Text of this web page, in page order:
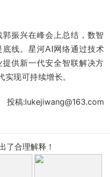
振兴在峰会上总结，数智
线。星河AI网络通过技术
供新一代安全智联解决方
现可持续增长。
投稿:lukejiwang@163.com
了合理解释！